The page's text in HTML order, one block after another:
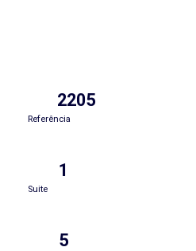
2205
Referência
1
Suite
5